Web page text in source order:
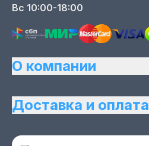
Вс 10:00-18:00
О компании
Доставка и оплата